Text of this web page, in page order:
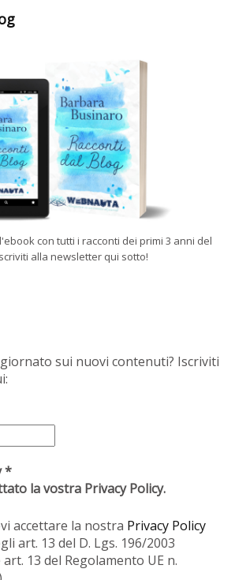
con tutti i racconti dei primi 3 anni del
alla newsletter qui sotto!
sui nuovi contenuti? Iscriviti
*
la vostra Privacy Policy.
accettare la nostra Privacy Policy
art. 13 del D. Lgs. 196/2003
art. 13 del Regolamento UE n.